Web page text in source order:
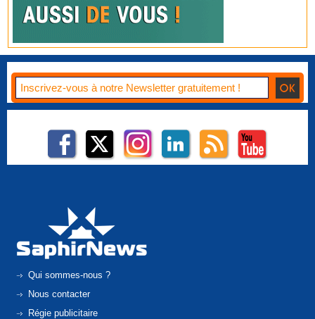
Qui sommes-nous ?
Nous contacter
Régie publicitaire